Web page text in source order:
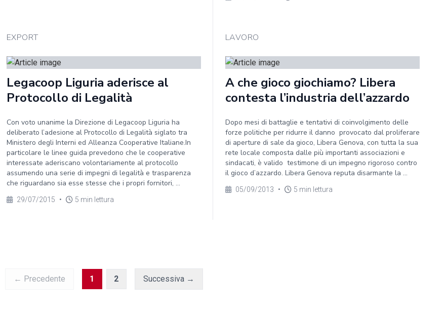
EXPORT
Legacoop Liguria aderisce al
Protocollo di Legalità
Con voto unanime la Direzione di Legacoop Liguria ha
deliberato l’adesione al Protocollo di Legalità siglato tra
Ministero degli Interni ed Alleanza Cooperative Italiane.In
particolare le linee guida prevedono che le cooperative
interessate aderiscano volontariamente al protocollo
assumendo una serie di impegni di legalità e trasparenza
che riguardano sia esse stesse che i propri fornitori, ...
29/07/2015 • 5 min lettura
LAVORO
A che gioco giochiamo? Libera
contesta l’industria dell’azzardo
Dopo mesi di battaglie e tentativi di coinvolgimento delle
forze politiche per ridurre il danno provocato dal proliferare
di aperture di sale da gioco, Libera Genova, con tutta la sua
rete locale composta dalle più importanti associazioni e
sindacati, è valido testimone di un impegno rigoroso contro
il gioco d’azzardo. Libera Genova reputa disarmante la ...
05/09/2013 • 5 min lettura
← Precedente 1 2 Successiva →